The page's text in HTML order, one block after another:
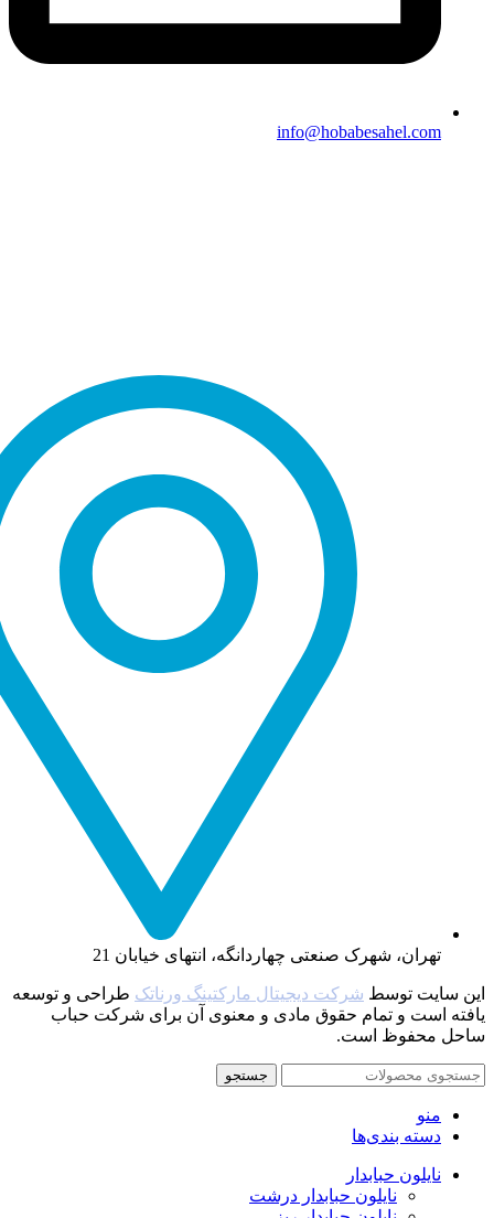
info@hobabesahel.com
تهران، شهرک صنعتی چهاردانگه، انتهای خیابان 21
این سایت توسط شرکت دیجیتال مارکتینگ ورناتک طراحی و توسعه
یافته‌ است و تمام حقوق مادی و معنوی آن برای شرکت حباب
ساحل محفوظ است.
جستجو
منو
دسته بندی‌ها
نایلون حبابدار
نایلون حبابدار درشت